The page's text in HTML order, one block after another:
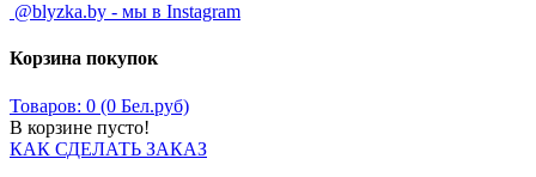
@blyzka.by - мы в Instagram
Корзина покупок
Товаров: 0 (0 Бел.руб)
В корзине пусто!
КАК СДЕЛАТЬ ЗАКАЗ